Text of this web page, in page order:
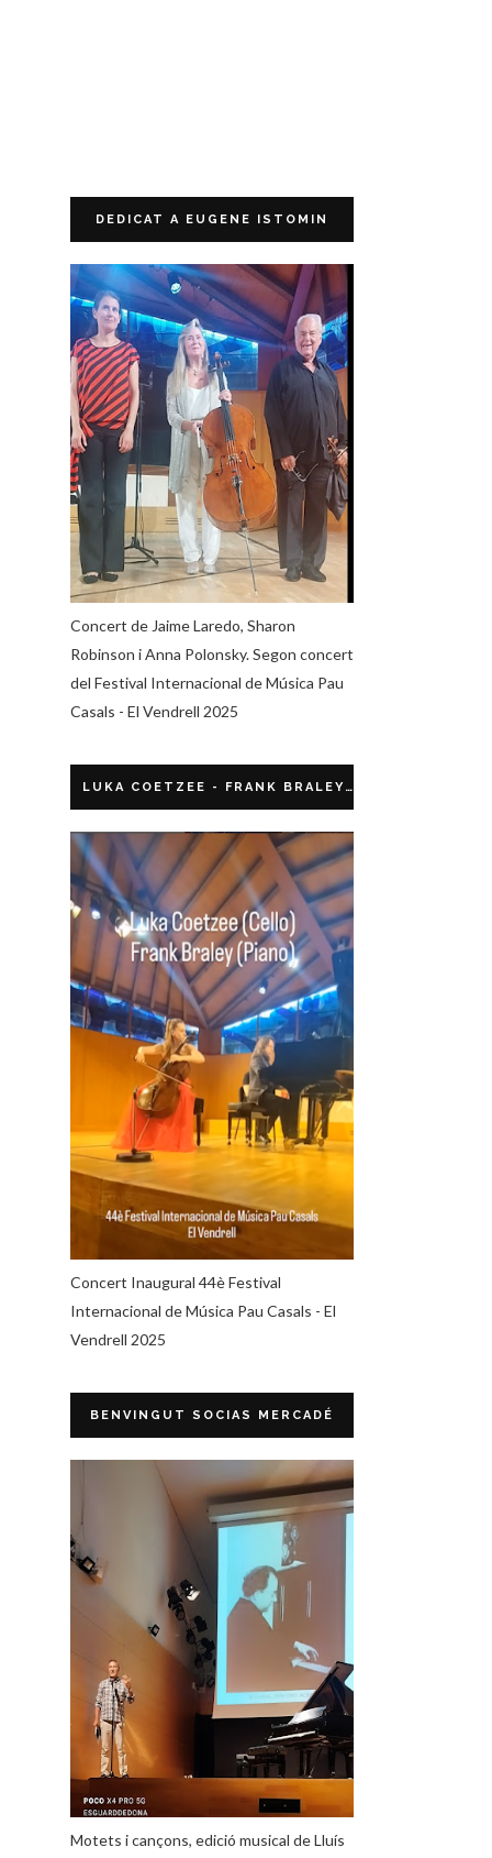
DEDICAT A EUGENE ISTOMIN
Concert de Jaime Laredo, Sharon
Robinson i Anna Polonsky. Segon concert
del Festival Internacional de Música Pau
Casals - El Vendrell 2025
LUKA COETZEE - FRANK BRALEY
Concert Inaugural 44è Festival
Internacional de Música Pau Casals - El
Vendrell 2025
BENVINGUT SOCIAS MERCADÉ
Motets i cançons, edició musical de Lluís